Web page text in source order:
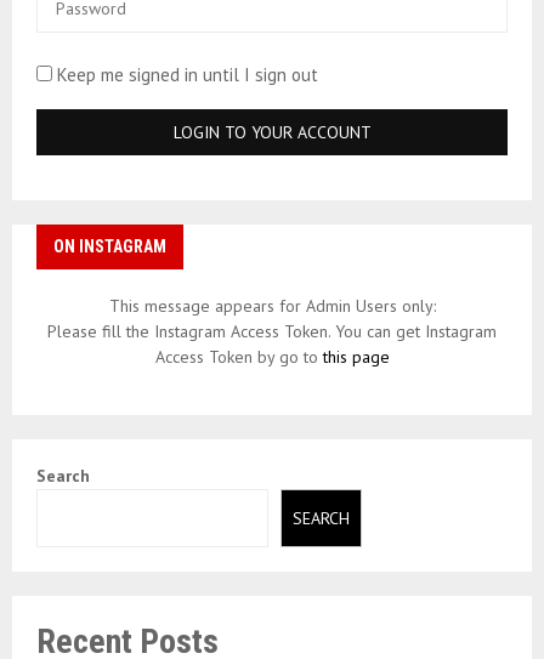
Keep me signed in until I sign out
ON INSTAGRAM
This message appears for Admin Users only:
Please fill the Instagram Access Token. You can get Instagram
Access Token by go tothis page
Search
SEARCH
Recent Posts